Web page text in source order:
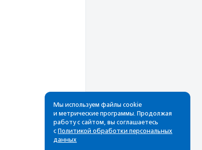
Рассылка
Мы используем файлы cookie
и метрические программы. Продолжая
работу с сайтом, вы соглашаетесь
с Политикой обработки персональных
данных